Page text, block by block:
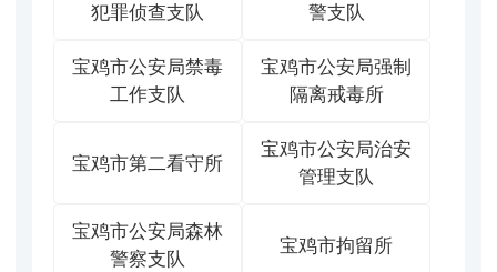
犯罪侦查支队
警支队
宝鸡市公安局禁毒
工作支队
宝鸡市公安局强制
隔离戒毒所
宝鸡市第二看守所
宝鸡市公安局治安
管理支队
宝鸡市公安局森林
警察支队
宝鸡市拘留所